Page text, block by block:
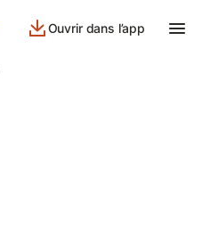
Ouvrir dans l’app